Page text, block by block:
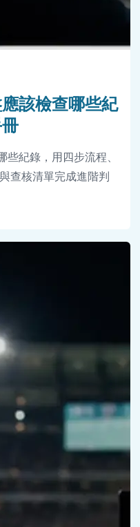
該檢查哪些紀
紀錄，用四步流程、
查核清單完成進階判